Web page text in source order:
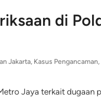
di
Jakarta, Kasus Pengancaman,
Jaya terkait dugaan